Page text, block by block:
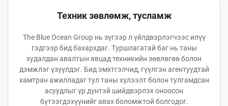
Техник зөвлөмж, тусламж
The Blue Ocean Group нь зүгээр л үйлдвэрлэгчээс илүү
гэдгээр бид бахархдаг. Туршлагатай баг нь таны
худалдан авалтын явцад техникийн зөвлөгөө болон
дэмжлэг үзүүлдэг. Бид эмхтгэлчид, гүүлгэн агентуудтай
хамтран ажилладаг тул таны хүлээлт болон тулгамдсан
асуудлыг үр дүнтэй шийдвэрлэх оноосон
бүтээгдэхүүнийг авах боломжтой болгодог.